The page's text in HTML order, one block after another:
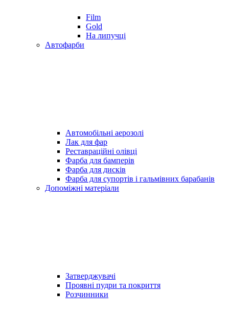
Film
Gold
На липучці
Автофарби
Автомобільні аерозолі
Лак для фар
Реставраційні олівці
Фарба для бамперів
Фарба для дисків
Фарба для супортів і гальмівних барабанів
Допоміжні матеріали
Затверджувачі
Проявні пудри та покриття
Розчинники